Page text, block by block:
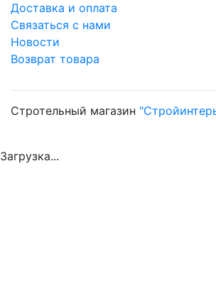
Доставка и оплата
Связаться с нами
Новости
Возврат товара
Стротельный магазин
Загрузка...